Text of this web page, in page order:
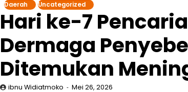
Daerah Uncategorized
Hari ke-7
Dermaga
Ditemukan
ibnu Widiatmoko Mei 26, 2026